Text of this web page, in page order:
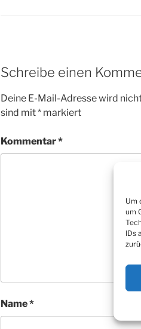
Um
um
IDs
Schreibe einen
Deine E-Mail-Adresse wird
sind mit* markiert
Kommentar*
Name*